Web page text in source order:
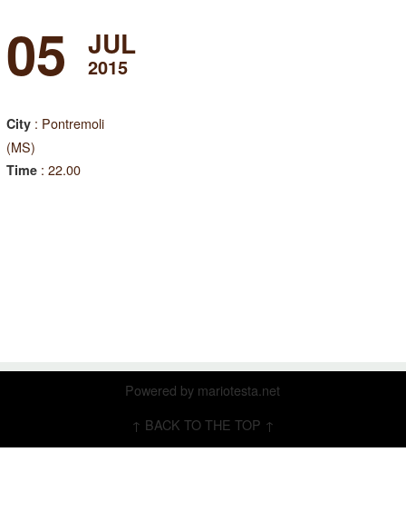
05 JUL
2015
City: Pontremoli
(MS)
Time: 22.00
Powered by mariotesta.net
↑ BACK TO THE TOP ↑